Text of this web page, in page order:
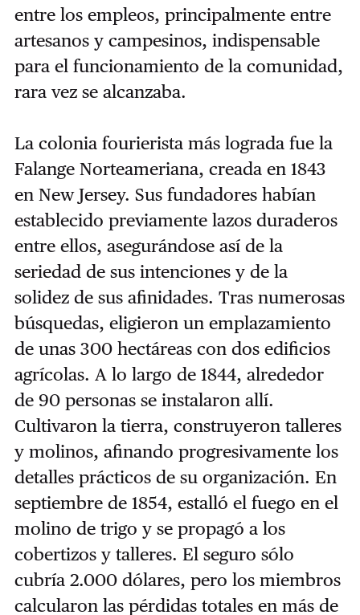
entre los empleos, principalmente entre
artesanos y campesinos, indispensable
para el funcionamiento de la comunidad,
rara vez se alcanzaba.
La colonia fourierista más lograda fue la
Falange Norteameriana, creada en 1843
en New Jersey. Sus fundadores habían
establecido previamente lazos duraderos
entre ellos, asegurándose así de la
seriedad de sus intenciones y de la
solidez de sus afinidades. Tras numerosas
búsquedas, eligieron un emplazamiento
de unas 300 hectáreas con dos edificios
agrícolas. A lo largo de 1844, alrededor
de 90 personas se instalaron allí.
Cultivaron la tierra, construyeron talleres
y molinos, afinando progresivamente los
detalles prácticos de su organización. En
septiembre de 1854, estalló el fuego en el
molino de trigo y se propagó a los
cobertizos y talleres. El seguro sólo
cubría 2.000 dólares, pero los miembros
calcularon las pérdidas totales en más de